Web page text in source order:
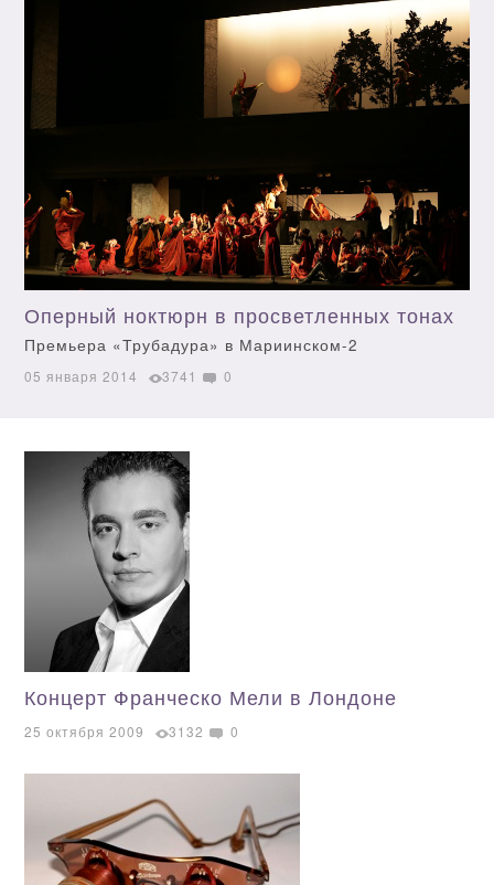
Оперный ноктюрн в просветленных тонах
Премьера «Трубадура» в Мариинском-2
05 января 2014 3741 0
Концерт Франческо Мели в Лондоне
25 октября 2009 3132 0